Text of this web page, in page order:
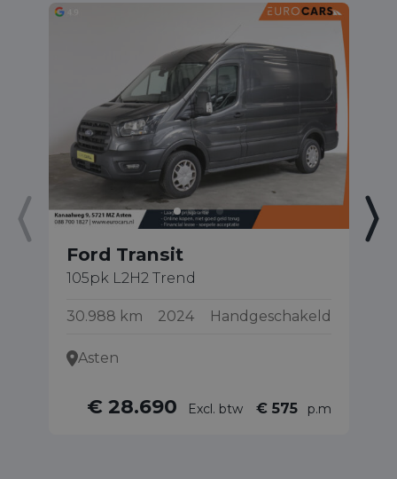
Ford Transit
105pk L2H2 Trend
30.988 km 2024 Handgeschakeld
Asten
€ 28.690 Excl. btw € 575 p.m